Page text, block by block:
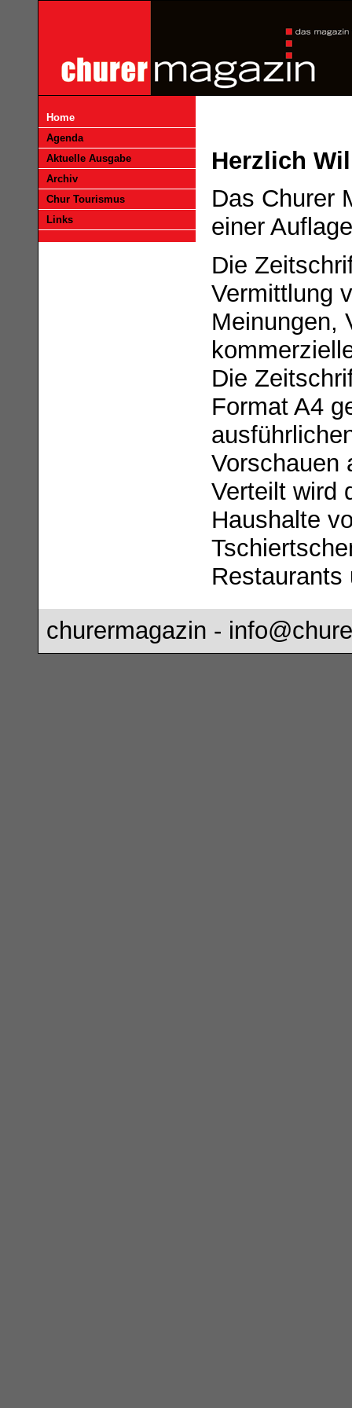
Home
Agenda
Aktuelle Ausgabe
Archiv
Chur Tourismus
Links
Herzlich
Das Churer
einer
Die
Vermittlung
Meinungen,
Die
Format A4
Vorschauen
Verteilt wird
Haushalte
Restaurants
churermagazin -